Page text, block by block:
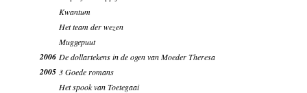
Kwantum
Het team der wezen
Muggepuut
2006 De dollartekens in de ogen van Moeder Theresa
2005 3 Goede romans
Het spook van Toetegaai